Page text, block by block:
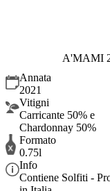
A'MAMI
Annata
2021
Vitigni
Carricante 50% e
Chardonnay 50%
Formato
0.75l
Info
Contiene Solfiti -